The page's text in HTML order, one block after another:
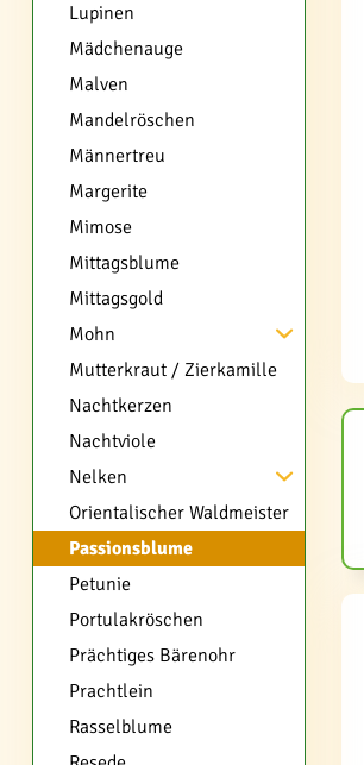
Lupinen
Mädchenauge
Malven
Mandelröschen
Männertreu
Margerite
Mimose
Mittagsblume
Mittagsgold
Mohn
Mutterkraut / Zierkamille
Nachtkerzen
Nachtviole
Nelken
Orientalischer Waldmeister
Passionsblume
Petunie
Portulakröschen
Prächtiges Bärenohr
Prachtlein
Rasselblume